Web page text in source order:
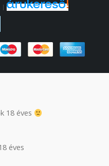
|
18 éves
éves